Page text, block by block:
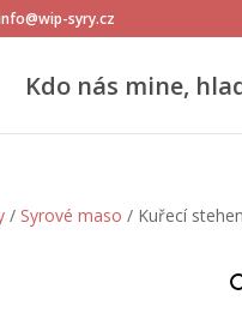
syry.cz
Kdo nás mine,
/ Syrové maso / Kuřecí